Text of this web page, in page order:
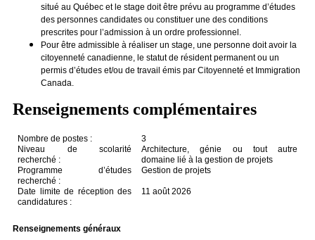
situé au Québec et le stage doit être prévu au programme d’études
des personnes candidates ou constituer une des conditions
prescrites pour l’admission à un ordre professionnel.
Pour être admissible à réaliser un stage, une personne doit avoir la
citoyenneté canadienne, le statut de résident permanent ou un
permis d’études et/ou de travail émis par Citoyenneté et Immigration
Canada.
Renseignements complémentaires
Nombre de postes :
3
Niveau de scolarité
recherché :
Architecture, génie ou tout autre
domaine lié à la gestion de projets
Programme d’études
recherché :
Gestion de projets
Date limite de réception des
candidatures :
11 août 2026
Renseignements généraux